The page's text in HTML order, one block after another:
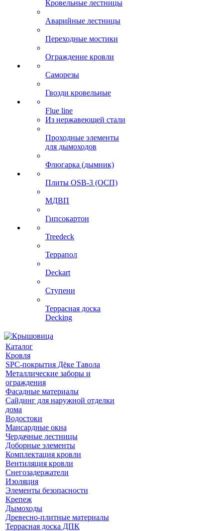
Кровельные лестницы
Аварийные лестницы
Переходные мостики
Ограждение кровли
Саморезы
Гвозди кровельные
Flue line
Из нержавеющей стали
Проходные элементы
для дымоходов
Флюгарка (дымник)
Плиты OSB-3 (ОСП)
МДВП
Гипсокартон
Treedeck
Террапол
Deckart
Ступени
Террасная доска
Decking
Каталог
Кровля
SPC-покрытия Дёке Тавола
Металлические заборы и
ограждения
Фасадные материалы
Сайдинг для наружной отделки
дома
Водостоки
Мансардные окна
Чердачные лестницы
Доборные элементы
Комплектация кровли
Вентиляция кровли
Снегозадержатели
Изоляция
Элементы безопасности
Крепеж
Дымоходы
Древесно-плитные материалы
Террасная доска ДПК